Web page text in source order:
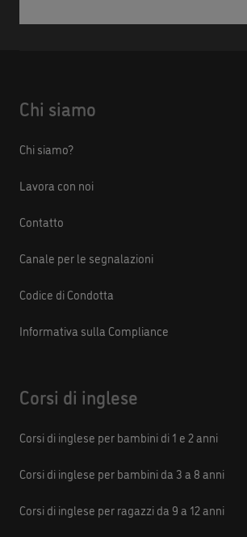
Chi siamo
Chi siamo?
Lavora con noi
Contatto
Canale per le segnalazioni
Codice di Condotta
Informativa sulla Compliance
Corsi di inglese
Corsi di inglese per bambini di 1 e 2 anni
Corsi di inglese per bambini da 3 a 8 anni
Corsi di inglese per ragazzi da 9 a 12 anni